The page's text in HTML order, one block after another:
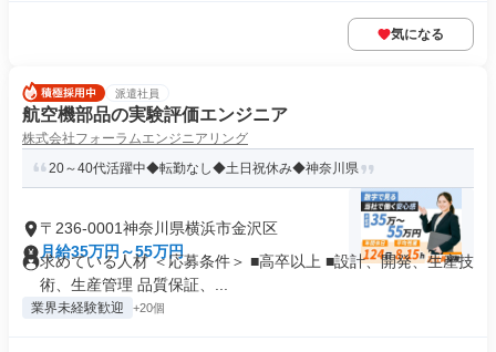
気になる
派遣社員
航空機部品の実験評価エンジニア
株式会社フォーラムエンジニアリング
20～40代活躍中◆転勤なし◆土日祝休み◆神奈川県
〒236-0001神奈川県横浜市金沢区
月給35万円～55万円
求めている人材 ＜応募条件＞ ■高卒以上 ■設計、開発、生産技
術、生産管理 品質保証、...
業界未経験歓迎 +20個